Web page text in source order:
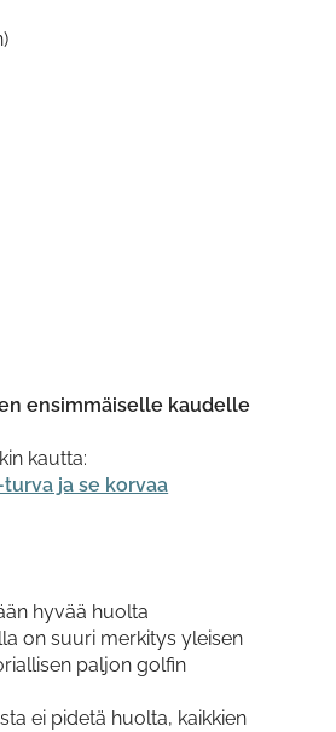
ensimmäiselle kaudelle
kautta:
ja se korvaa
hyvää huolta
on suuri merkitys yleisen
paljon golfin
ei pidetä huolta, kaikkien